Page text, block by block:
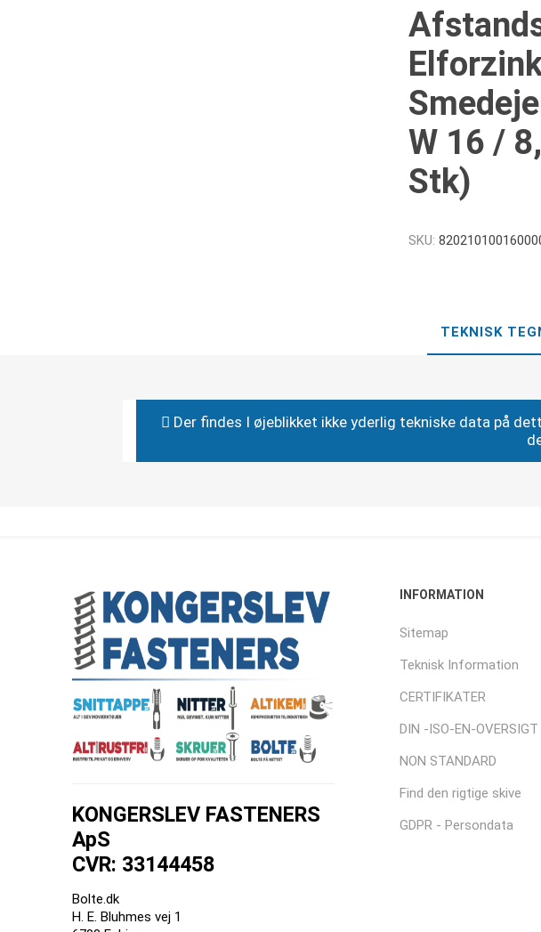
W 16 /
Stk)
SKU:
TEKNISK
Der findes I øjeblikket ikke yderlig tekniske data på
KONGERSLEV FASTENERS
ApS
CVR: 33144458
Bolte.dk
H. E. Bluhmes vej 1
INFORMATION
Sitemap
Teknisk Information
CERTIFIKATER
DIN -ISO-EN-OVERSIGT
NON STANDARD
Find den rigtige skive
GDPR - Persondata